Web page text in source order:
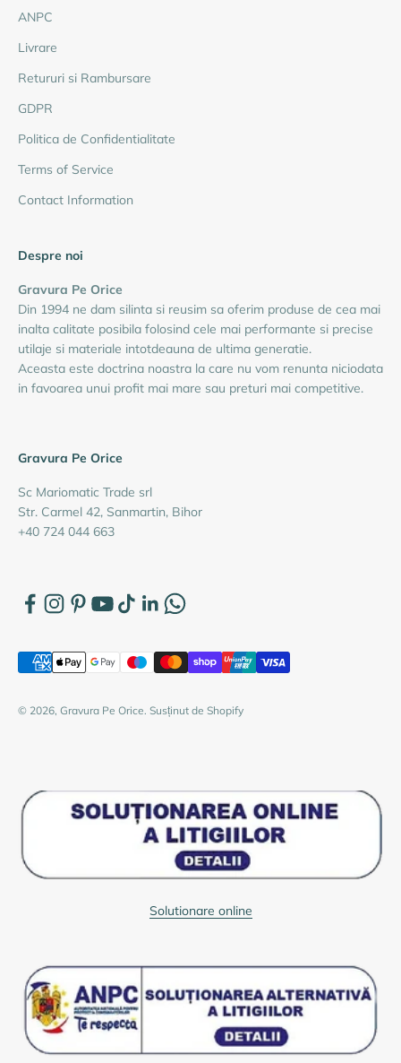
ANPC
Livrare
Retururi si Rambursare
GDPR
Politica de Confidentialitate
Terms of Service
Contact Information
Despre noi
Gravura Pe Orice
Din 1994 ne dam silinta si reusim sa oferim produse de cea mai
inalta calitate posibila folosind cele mai performante si precise
utilaje si materiale intotdeauna de ultima generatie.
Aceasta este doctrina noastra la care nu vom renunta niciodata
in favoarea unui profit mai mare sau preturi mai competitive.
Gravura Pe Orice
Sc Mariomatic Trade srl
Str. Carmel 42, Sanmartin, Bihor
+40 724 044 663
© 2026, Gravura Pe Orice. Susținut de Shopify
Solutionare online